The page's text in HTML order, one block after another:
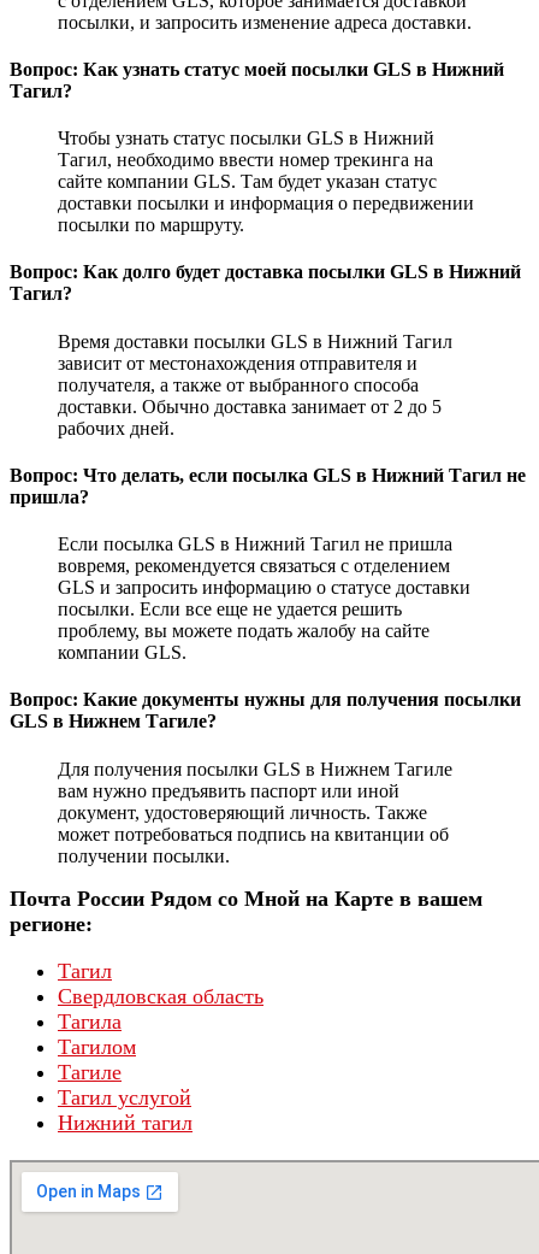
посылки, и запросить изменение адреса доставки.
Вопрос: Как узнать статус моей посылки GLS в Нижний
Тагил?
Чтобы узнать статус посылки GLS в Нижний
Тагил, необходимо ввести номер трекинга на
сайте компании GLS. Там будет указан статус
доставки посылки и информация о передвижении
посылки по маршруту.
Вопрос: Как долго будет доставка посылки GLS в Нижний
Тагил?
Время доставки посылки GLS в Нижний Тагил
зависит от местонахождения отправителя и
получателя, а также от выбранного способа
доставки. Обычно доставка занимает от 2 до 5
рабочих дней.
Вопрос: Что делать, если посылка GLS в Нижний Тагил не
пришла?
Если посылка GLS в Нижний Тагил не пришла
вовремя, рекомендуется связаться с отделением
GLS и запросить информацию о статусе доставки
посылки. Если все еще не удается решить
проблему, вы можете подать жалобу на сайте
компании GLS.
Вопрос: Какие документы нужны для получения посылки
GLS в Нижнем Тагиле?
Для получения посылки GLS в Нижнем Тагиле
вам нужно предъявить паспорт или иной
документ, удостоверяющий личность. Также
может потребоваться подпись на квитанции об
получении посылки.
Почта России Рядом со Мной на Карте в вашем
регионе:
Тагил
Свердловская область
Тагила
Тагилом
Тагиле
Тагил услугой
Нижний тагил